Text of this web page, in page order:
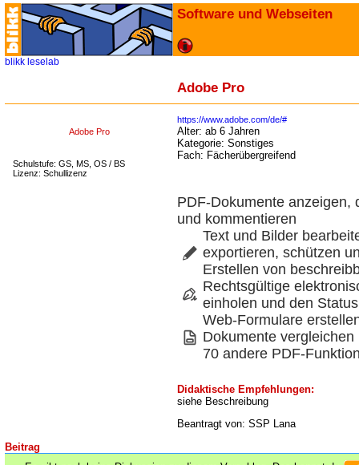
Software und Webseiten
blikk leselab
Adobe Pro
Adobe Pro
Schulstufe: GS, MS, OS / BS
Lizenz: Schullizenz
https://www.adobe.com/de/#
Alter: ab 6 Jahren
Kategorie: Sonstiges
Fach: Fächerübergreifend
PDF-Dokumente anzeigen,
und kommentieren
Text und Bilder
exportieren, schützen
Erstellen von
Rechtsgültige
einholen und den
Web-Formulare
Dokumente
70 andere PDF-
Didaktische Empfehlungen:
siehe Beschreibung
Beantragt von: SSP Lana
Beitrag